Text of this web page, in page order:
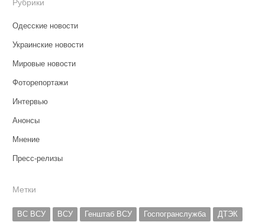
Рубрики
Одесские новости
Украинские новости
Мировые новости
Фоторепортажи
Интервью
Анонсы
Мнение
Пресс-релизы
Метки
ВС ВСУ ВСУ Генштаб ВСУ Госпогранслужба
ДТЭК